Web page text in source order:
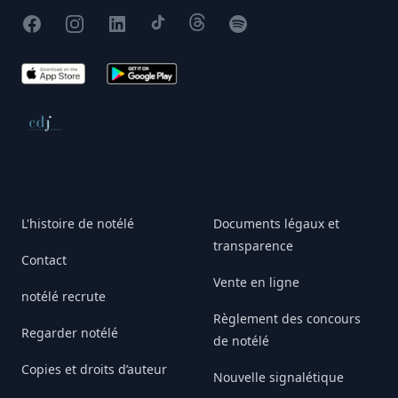
FacebookInstagram
X TikTokThreadsSpotify
App Store Google Play
Conseil de déontologie journalistique
L'histoire de notélé
Contact
notélé recrute
Regarder notélé
Copies et droits d’auteur
Documents légaux et
transparence
Vente en ligne
Règlement des concours
de notélé
Nouvelle signalétique